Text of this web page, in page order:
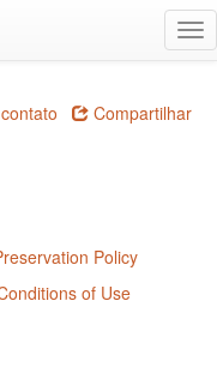
Compartilhar
Policy
of Use